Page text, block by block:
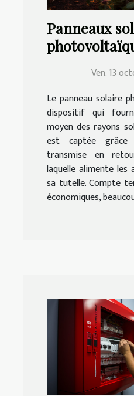
Panneaux
d'entretien
Ven. 13
Le panneau solaire
dispositif qui
moyen des rayons
est captée
transmise en
laquelle alimente les
sa tutelle. Compte
économiques,